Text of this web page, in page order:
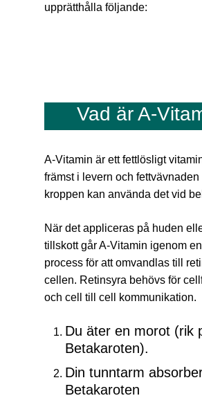
upprätthålla följande:
Vad är A-
A-Vitamin är ett fettlösligt
främst i levern och fettvävnaden
kroppen kan använda det vid
När det appliceras på huden
tillskott går A-Vitamin igenom
process för att omvandlas till
cellen. Retinsyra behövs för
och cell till cell kommunikation.
Du äter en morot (rik
Betakaroten).
Din tunntarm
Betakaroten